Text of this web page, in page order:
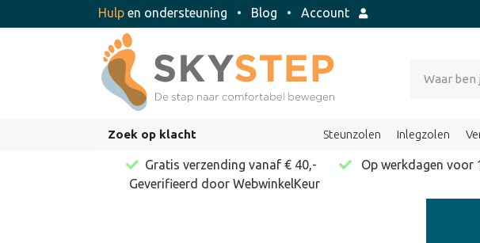
Hulp en ondersteuning • Blog •Account
Zoek op klacht Steunzolen Inlegzolen
Gratis verzending vanaf € 40,- Op werkdagen
Geverifieerd door WebwinkelKeur